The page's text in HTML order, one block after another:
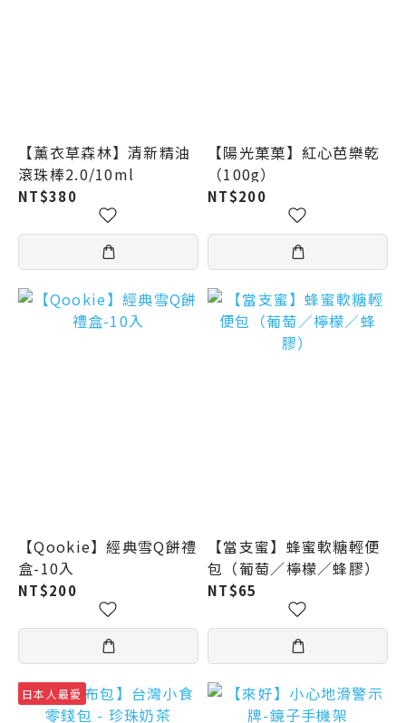
【薰衣草森林】清新精油
滾珠棒2.0/10ml
NT$380
【陽光菓菓】紅心芭樂乾
（100g）
NT$200
【Qookie】經典雪Q餅禮
盒-10入
NT$200
【當支蜜】蜂蜜軟糖輕便
包（葡萄／檸檬／蜂膠）
NT$65
日本人最愛